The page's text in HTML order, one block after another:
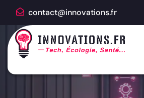
contact@innovations.fr